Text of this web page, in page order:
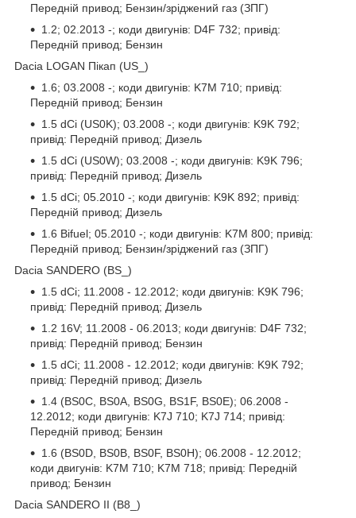
Передній привод; Бензин/зріджений газ (ЗПГ)
1.2; 02.2013 -; коди двигунів: D4F 732; привід:
Передній привод; Бензин
Dacia LOGAN Пікап (US_)
1.6; 03.2008 -; коди двигунів: K7M 710; привід:
Передній привод; Бензин
1.5 dCi (US0K); 03.2008 -; коди двигунів: K9K 792;
привід: Передній привод; Дизель
1.5 dCi (US0W); 03.2008 -; коди двигунів: K9K 796;
привід: Передній привод; Дизель
1.5 dCi; 05.2010 -; коди двигунів: K9K 892; привід:
Передній привод; Дизель
1.6 Bifuel; 05.2010 -; коди двигунів: K7M 800; привід:
Передній привод; Бензин/зріджений газ (ЗПГ)
Dacia SANDERO (BS_)
1.5 dCi; 11.2008 - 12.2012; коди двигунів: K9K 796;
привід: Передній привод; Дизель
1.2 16V; 11.2008 - 06.2013; коди двигунів: D4F 732;
привід: Передній привод; Бензин
1.5 dCi; 11.2008 - 12.2012; коди двигунів: K9K 792;
привід: Передній привод; Дизель
1.4 (BS0C, BS0A, BS0G, BS1F, BS0E); 06.2008 -
12.2012; коди двигунів: K7J 710; K7J 714; привід:
Передній привод; Бензин
1.6 (BS0D, BS0B, BS0F, BS0H); 06.2008 - 12.2012;
коди двигунів: K7M 710; K7M 718; привід: Передній
привод; Бензин
Dacia SANDERO II (B8_)